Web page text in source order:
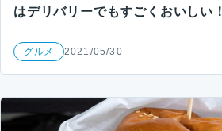
はデリバリーでもすごくおいしい！
グルメ 2021/05/30